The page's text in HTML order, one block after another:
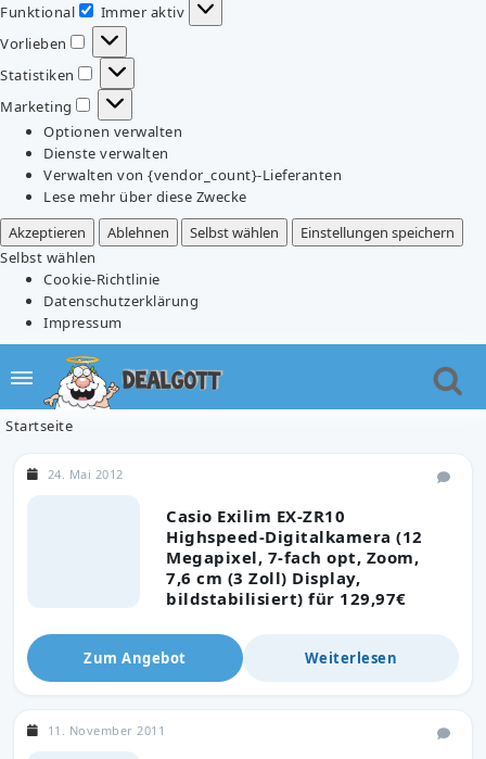
Funktional
Funktional
Immer aktiv
Vorlieben
Vorlieben
Statistiken
Statistiken
Marketing
Marketing
Optionen verwalten
Dienste verwalten
Verwalten von {vendor_count}-Lieferanten
Lese mehr über diese Zwecke
Akzeptieren
Ablehnen Selbst wählen
Einstellungen speichern
Selbst wählen
Cookie-Richtlinie
Datenschutzerklärung
Impressum
Startseite
Casio Exilim EX-ZR10
Highspeed-Digitalkamera (12
Megapixel, 7-fach opt, Zoom,
7,6 cm (3 Zoll) Display,
bildstabilisiert) für 129,97€
24. Mai 2012
Zum Angebot Weiterlesen
11. November 2011